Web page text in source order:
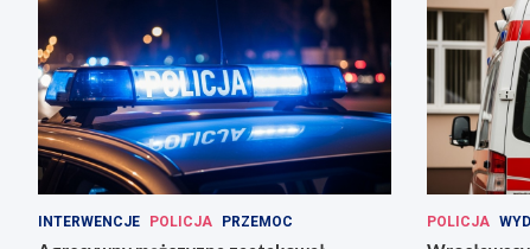
INTERWENCJE POLICJA PRZEMOC POLICJA